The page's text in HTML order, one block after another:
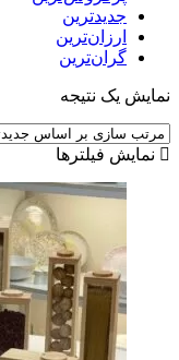
جدیدترین
ارزان‌ترین
گران‌ترین
نمایش یک نتیجه
نمایش فیلترها